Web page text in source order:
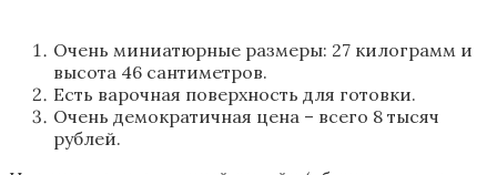
Очень миниатюрные размеры: 27 килограмм и
высота 46 сантиметров.
Есть варочная поверхность для готовки.
Очень демократичная цена – всего 8 тысяч
рублей.